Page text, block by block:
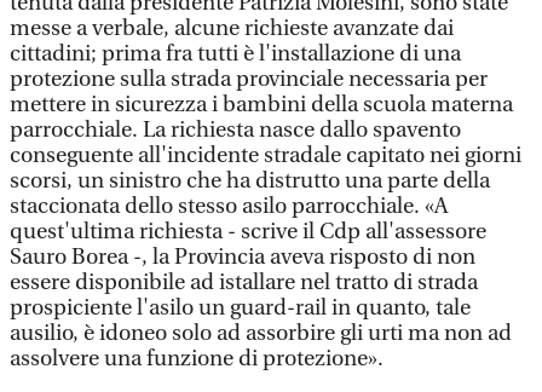
messe a verbale, alcune richieste avanzate dai
cittadini; prima fra tutti è l'installazione di una
protezione sulla strada provinciale necessaria per
mettere in sicurezza i bambini della scuola materna
parrocchiale. La richiesta nasce dallo spavento
conseguente all'incidente stradale capitato nei giorni
scorsi, un sinistro che ha distrutto una parte della
staccionata dello stesso asilo parrocchiale. «A
quest'ultima richiesta - scrive il Cdp all'assessore
Sauro Borea -, la Provincia aveva risposto di non
essere disponibile ad istallare nel tratto di strada
prospiciente l'asilo un guard-rail in quanto, tale
ausilio, è idoneo solo ad assorbire gli urti ma non ad
assolvere una funzione di protezione».